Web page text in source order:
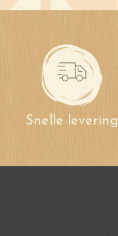
Snelle levering